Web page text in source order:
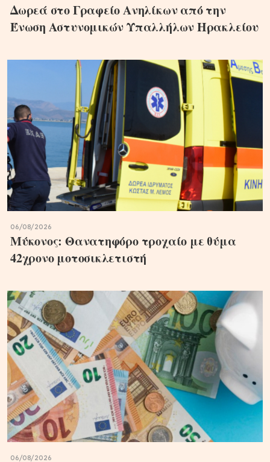
Δωρεά στο Γραφείο Ανηλίκων από την
Ένωση Αστυνομικών Υπαλλήλων Ηρακλείου
06/08/2026
Μύκονος: Θανατηφόρο τροχαίο με θύμα
42χρονο μοτοσικλετιστή
06/08/2026